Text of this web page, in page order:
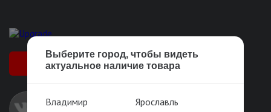
+7 (905) 143-88-33
Выберите город, чтобы видеть
актуальное наличие товара
Владимир
Ярославль